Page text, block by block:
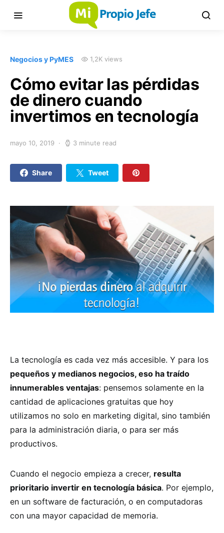
Negocios y PyMES 1,2K views
Cómo evitar las pérdidas
de dinero cuando
invertimos en tecnología
mayo 10, 2019 3 minute read
Share Tweet
La tecnología es cada vez más accesible. Y para los
pequeños y medianos negocios, eso ha traído
innumerables ventajas: pensemos solamente en la
cantidad de aplicaciones gratuitas que hoy
utilizamos no solo en marketing digital, sino también
para la administración diaria, o para ser más
productivos.
Cuando el negocio empieza a crecer, resulta
prioritario invertir en tecnología básica. Por ejemplo,
en un software de facturación, o en computadoras
con una mayor capacidad de memoria.